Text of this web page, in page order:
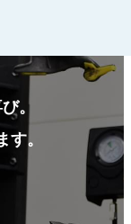
。
。